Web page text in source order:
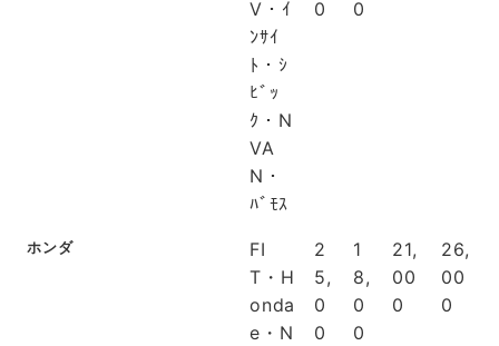
V・ｲ
ﾝｻｲ
ﾄ・ｼ
ﾋﾞｯ
ｸ・N
VA
N・
ﾊﾞﾓｽ
0
0
ホンダ
FI
T・H
onda
e・N
2
5,
0
0
1
8,
0
0
21,
00
0
26,
00
0